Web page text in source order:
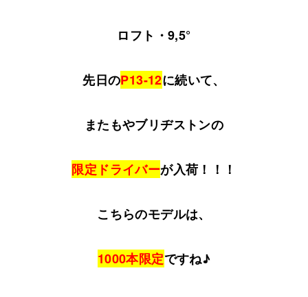
ロフト・9,5°
先日のP13-12に続いて、
またもやブリヂストンの
限定ドライバーが入荷！！！
こちらのモデルは、
1000本限定ですね♪